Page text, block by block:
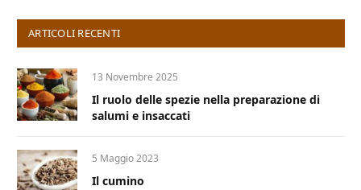
ARTICOLI RECENTI
13 Novembre 2025
Il ruolo delle spezie nella preparazione di
salumi e insaccati
5 Maggio 2023
Il cumino